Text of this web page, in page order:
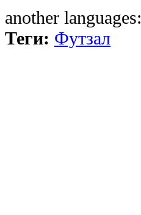
another languages:
Теги: Футзал